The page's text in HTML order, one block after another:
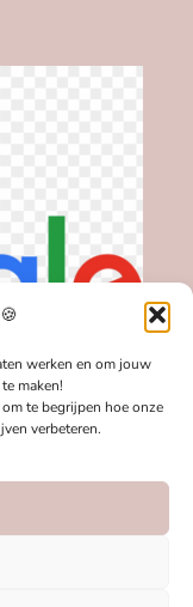
werken en om jouw
maken!
te begrijpen hoe onze
verbeteren.